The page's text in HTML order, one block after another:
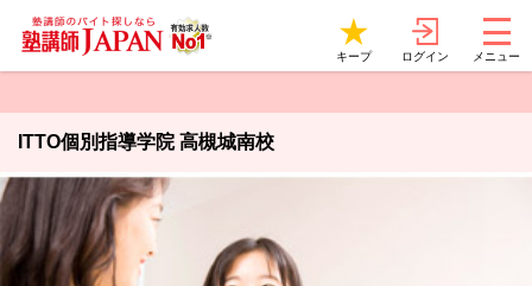
キープ ログイン メニュー
ITTO個別指導学院 高槻城南校